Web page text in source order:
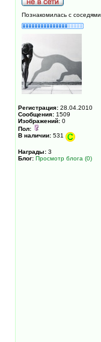
Познакомилась с соседями
Регистрация: 28.04.2010
Сообщения: 1509
Изображений: 0
Пол:
В наличии: 531
Награды: 3
Блог: Просмотр блога (0)